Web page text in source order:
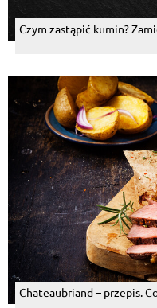
Czym zastąpić kumin?
Chateaubriand – przepis.